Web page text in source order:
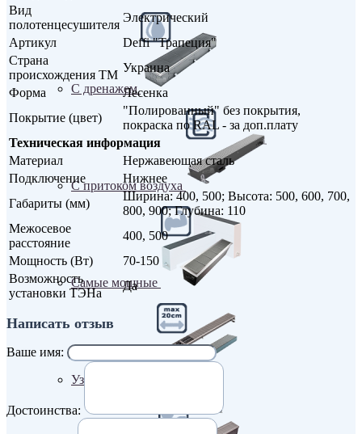
С дренажем
С притоком воздуха
Самые мощные
Узкие (200 мм)
Вид
полотенцесушителя
Электрический
Артикул
Deffi "Трапеция"
Страна
происхождения ТМ
Украина
Форма
Лесенка
Покрытие (цвет)
"Полированный" без покрытия,
покраска по RAL - за доп.плату
Техническая информация
Материал
Нержавеющая сталь
Подключение
Нижнее
Габариты (мм)
Ширина: 400, 500; Высота: 500, 600, 700,
800, 900; Глубина: 110
Межосевое
расстояние
400, 500
Мощность (Вт)
70-150
Возможность
установки ТЭНа
Да
Написать отзыв
Ваше имя:
Достоинства: